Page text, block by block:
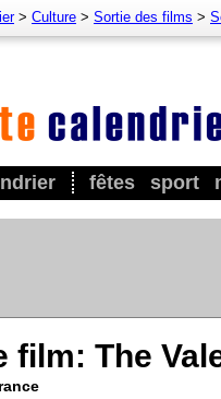
fêtes sport
> Culture > Sortie des films >
film: The